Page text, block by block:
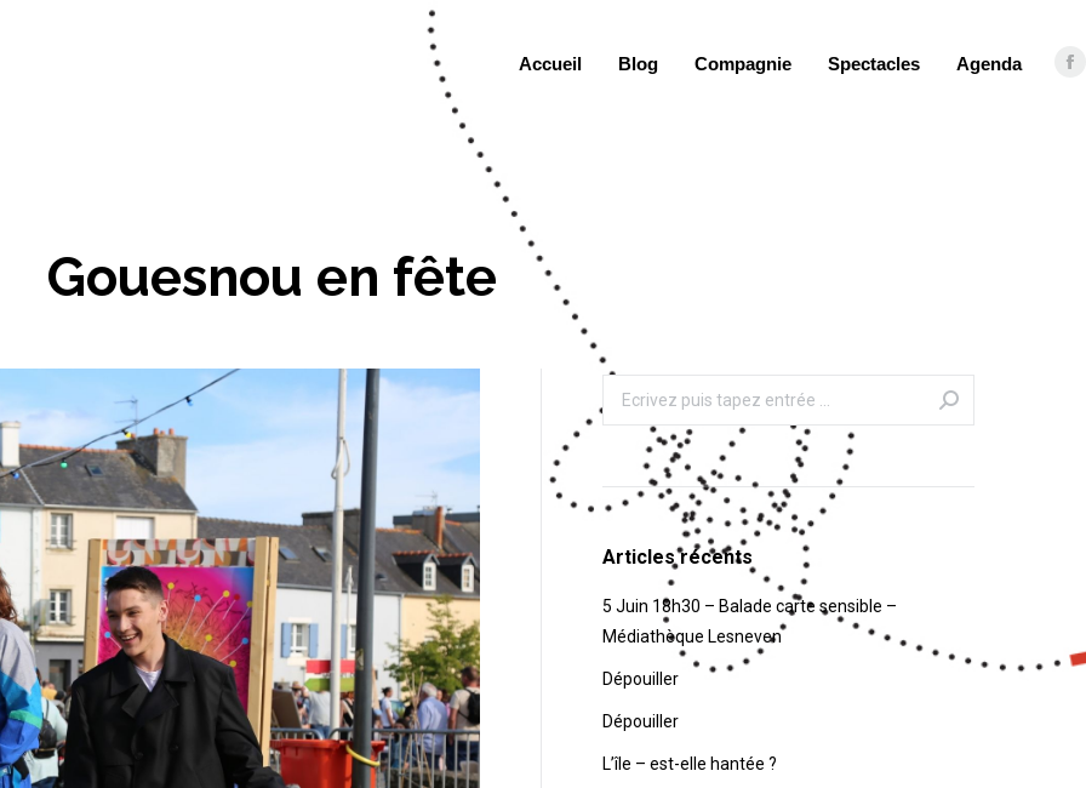
Accueil Blog Compagnie Spectacles Agenda
Gouesnou en fête
:
Articles récents
5 Juin 18h30 – Balade carte sensible –
Médiathèque Lesneven
Dépouiller
Dépouiller
L’île – est-elle hantée ?